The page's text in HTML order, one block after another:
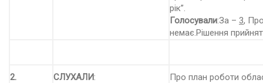
рік”.
Голосували:За – 3,
немає.Рішення
2. СЛУХАЛИ: Про план роботи